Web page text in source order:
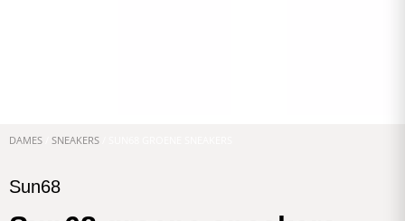
DAMES SNEAKERS
Sun68